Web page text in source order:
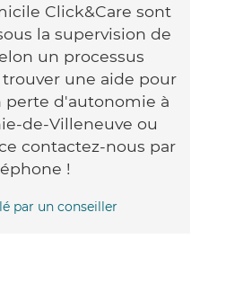
Click&Care sont
la supervision de
un processus
une aide pour
perte d'autonomie à
de-Villeneuve ou
contactez-nous par
!
par un conseiller